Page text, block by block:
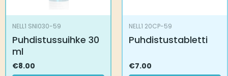
NELL1 SNI030-59
Puhdistussuihke 30
ml
€8.00
NELL1 20CP-59
Puhdistustabletti
€7.00